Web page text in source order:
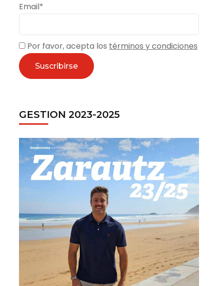
Email*
Por favor, acepta los términos y condiciones
GESTION 2023-2025